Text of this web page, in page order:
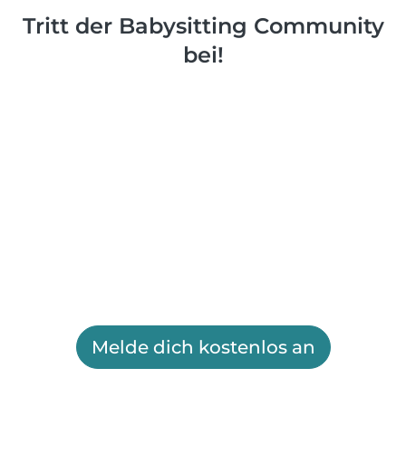
Tritt der Babysitting Community
bei!
Melde dich kostenlos an